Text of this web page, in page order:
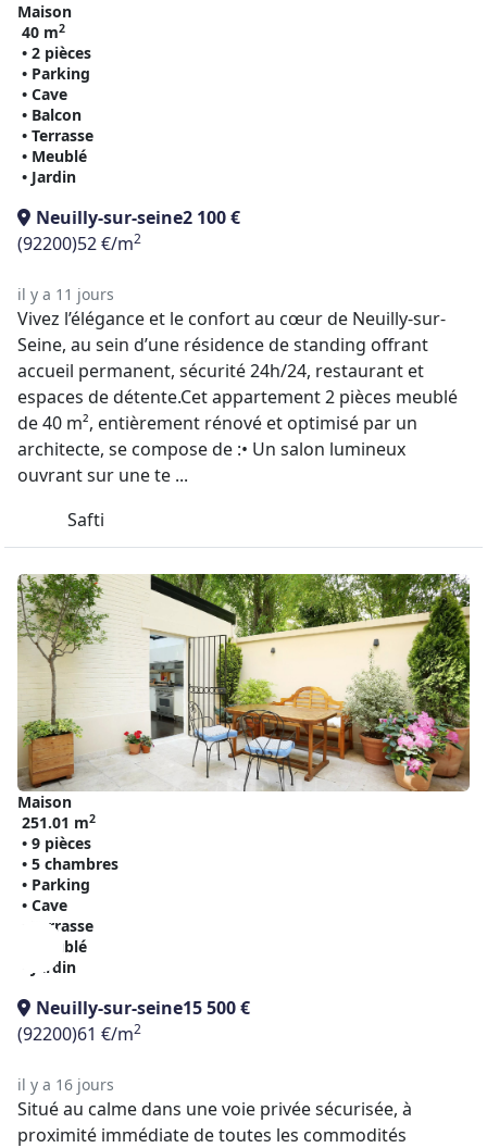
Maison
40 m2
• 2 pièces
• Parking
• Cave
• Balcon
• Terrasse
• Meublé
• Jardin
Neuilly-sur-seine2 100 €
(92200)52 €/m2
il y a 11 jours
Vivez l’élégance et le confort au cœur de Neuilly-sur-
Seine, au sein d’une résidence de standing offrant
accueil permanent, sécurité 24h/24, restaurant et
espaces de détente.Cet appartement 2 pièces meublé
de 40 m², entièrement rénové et optimisé par un
architecte, se compose de :• Un salon lumineux
ouvrant sur une te ...
Safti
Maison
251.01 m2
• 9 pièces
• 5 chambres
• Parking
• Cave
• Terrasse
• Meublé
• Jardin
Neuilly-sur-seine15 500 €
(92200)61 €/m2
il y a 16 jours
Situé au calme dans une voie privée sécurisée, à
proximité immédiate de toutes les commodités